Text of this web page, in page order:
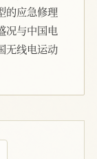
的应急修理
况与中国电
无线电运动